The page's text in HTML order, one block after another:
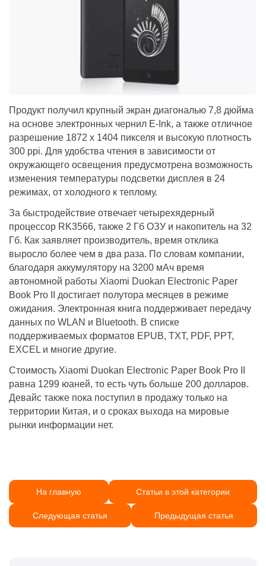
Продукт получил крупный экран диагональю 7,8 дюйма
на основе электронных чернил E-Ink, а также отличное
разрешение 1872 х 1404 пикселя и высокую плотность
300 ppi. Для удобства чтения в зависимости от
окружающего освещения предусмотрена возможность
изменения температуры подсветки дисплея в 24
режимах, от холодного к теплому.
За быстродействие отвечает четырехядерный
процессор RK3566, также 2 Гб ОЗУ и накопитель на 32
Гб. Как заявляет производитель, время отклика
выросло более чем в два раза. По словам компании,
благодаря аккумулятору на 3200 мАч время
автономной работы Xiaomi Duokan Electronic Paper
Book Pro II достигает полутора месяцев в режиме
ожидания. Электронная книга поддерживает передачу
данных по WLAN и Bluetooth. В списке
поддерживаемых форматов EPUB, TXT, PDF, PPT,
EXCEL и многие другие.
Стоимость Xiaomi Duokan Electronic Paper Book Pro II
равна 1299 юаней, то есть чуть больше 200 долларов.
Девайс также пока поступил в продажу только на
территории Китая, и о сроках выхода на мировые
рынки информации нет.
На главную Статьи в этой категории
Следующая статья Предыдущая статья